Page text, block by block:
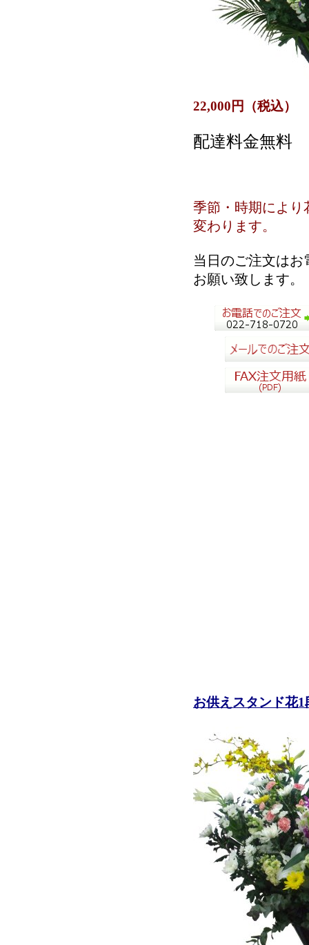
22,000円（税込）
配達料金無料
季節・時期により
変わります。
当日のご注文はお
お願い致します。
お供えスタンド花1